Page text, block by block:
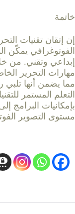
خاتمة
إن إتقان تقنيات
الفوتوغرافي
إبداعي وتقني. من
مهارات التحرير
مما يضمن أنها تلبي
التعلم المستمر
بإمكانيات البرامج
مستوى التصوير